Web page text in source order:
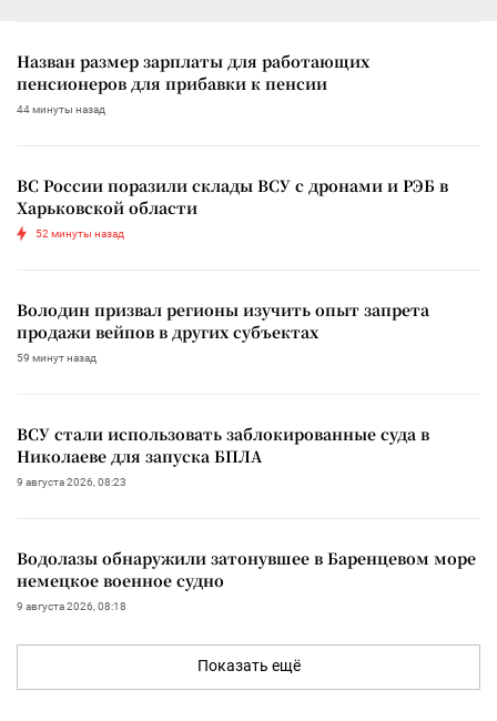
Назван размер зарплаты для работающих
пенсионеров для прибавки к пенсии
44 минуты назад
ВС России поразили склады ВСУ с дронами и РЭБ в
Харьковской области
52 минуты назад
Володин призвал регионы изучить опыт запрета
продажи вейпов в других субъектах
59 минут назад
ВСУ стали использовать заблокированные суда в
Николаеве для запуска БПЛА
9 августа 2026, 08:23
Водолазы обнаружили затонувшее в Баренцевом море
немецкое военное судно
9 августа 2026, 08:18
Показать ещё